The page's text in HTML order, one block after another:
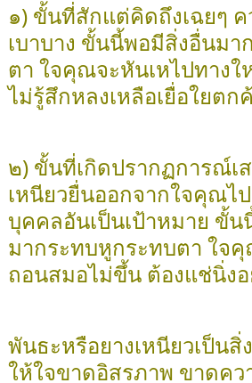
๑) ขั้นที่สักแต่คิดถึงเฉยๆ
เบาบาง ขั้นนี้พอมีสิ่งอื่นม
ตา ใจคุณจะหันเหไปทาง
ไม่รู้สึกหลงเหลือเยื่อใยตก
๒) ขั้นที่เกิดปรากฏการณ์เ
เหนียวยื่นออกจากใจคุณไ
บุคคลอันเป็นเป้าหมาย ขั้
มากระทบหูกระทบตา ใจ
ถอนสมอไม่ขึ้น ต้องแช่นิ่งอ
พันธะหรือยางเหนียวเป็นสิ่
ให้ใจขาดอิสรภาพ ขาดคว